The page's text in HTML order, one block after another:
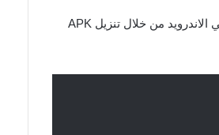
كما أن واتس اب الذهبي لا يقتصر فقط على مستخدمي أجهزة أبل أيفون ولكنه يصلح أيضًا لمستخدمي الاندرويد من خلال تنزيل APK